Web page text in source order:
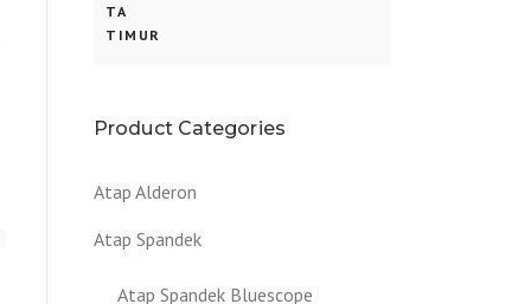
Product Categories
Atap Alderon
Atap Spandek
Atap Spandek Bluescope